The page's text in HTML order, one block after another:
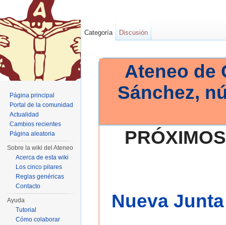
Ateneo de
Sánchez,
Nueva
Categoría Discusión
Página principal
Portal de la comunidad
Actualidad
Cambios recientes
Página aleatoria
Sobre la wiki del Ateneo
Acerca de esta wiki
Los cinco pilares
Reglas genéricas
Contacto
Ayuda
Tutorial
Cómo colaborar